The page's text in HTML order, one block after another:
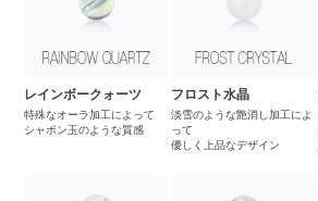
レインボークォーツ
特殊なオーラ加工によって
シャボン玉のような質感
フロスト水晶
淡雪のような艶消し加工によ
って
優しく上品なデザイン